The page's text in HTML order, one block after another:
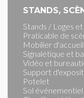
STANDS,
Stands / Loges
Praticable de
Mobilier
Signalétique et
Vidéo et
Support
Potelet
Sol événementiel